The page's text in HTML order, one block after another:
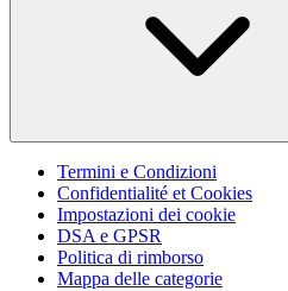
Termini e Condizioni
Confidentialité et Cookies
Impostazioni dei cookie
DSA e GPSR
Politica di rimborso
Mappa delle categorie